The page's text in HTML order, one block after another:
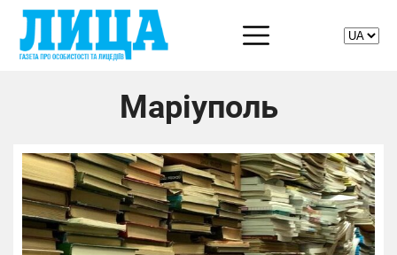
Маріуполь